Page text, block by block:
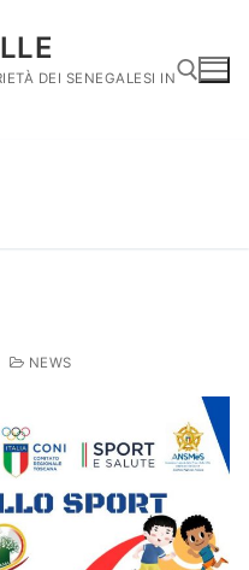
DEI SENEGALESI IN
NEWS